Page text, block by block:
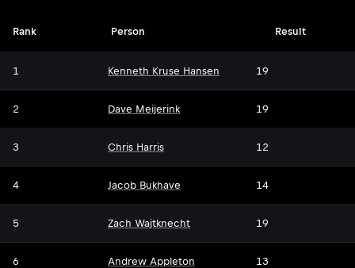
Rank Person Result
1 Kenneth Kruse Hansen 19
2 Dave Meijerink 19
3 Chris Harris 12
4 Jacob Bukhave 14
5 Zach Wajtknecht 19
6 Andrew Appleton 13